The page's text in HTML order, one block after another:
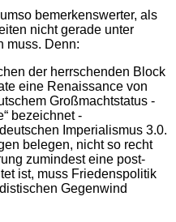
bemerkenswerter, als
nicht gerade unter
muss. Denn:
der herrschenden Block
eine Renaissance von
Großmachtstatus -
bezeichnet -
Imperialismus 3.0.
belegen, nicht so recht
zumindest eine post-
ist, muss Friedenspolitik
Gegenwind